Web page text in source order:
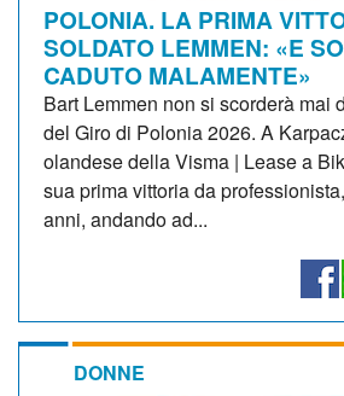
POLONIA. LA PRIMA
SOLDATO LEMMEN: «E
CADUTO MALAMENTE»
Bart Lemmen non si scorderà mai
del Giro di Polonia 2026. A
olandese della Visma | Lease a
sua prima vittoria da
anni, andando ad...
DONNE